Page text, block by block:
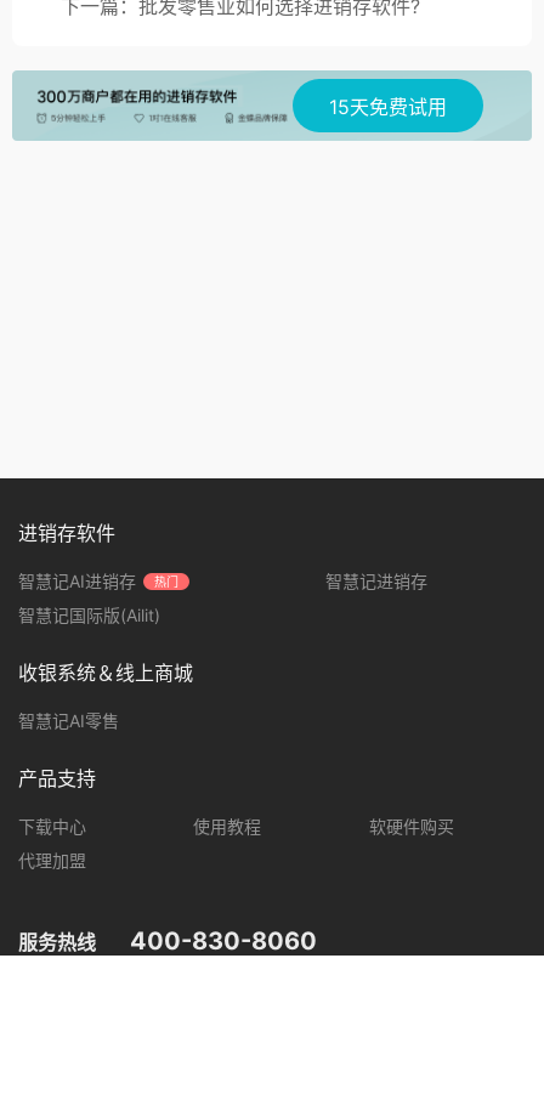
下一篇：批发零售业如何选择进销存软件?
15天免费试用
服务热线 400-830-8060
进销存软件
智慧记AI进销存 热门
智慧记进销存
智慧记国际版(Ailit)
收银系统＆线上商城
智慧记AI零售
产品支持
下载中心 使用教程
软硬件购买
代理加盟